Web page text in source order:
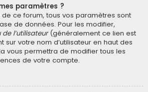
paramètres ?
ce forum, tous vos paramètres sont
de données. Pour les modifier,
de l’utilisateur(généralement ce lien est
sur votre nom d’utilisateur en haut des
vous permettra de modifier tous les
de votre compte.